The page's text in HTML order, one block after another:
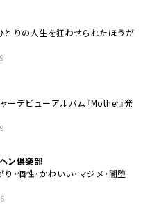
とりの人生を狂わせられたほうが
ーデビューアルバム『Mother』発
ン倶楽部
り・個性・かわいい・マジメ・闇堕